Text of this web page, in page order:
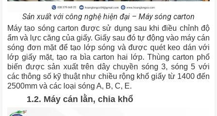
Sản xuất với công nghệ hiện đại – Máy sóng carton
Máy tạo sóng carton được sử dụng sau khi điều chỉnh độ
ẩm và lực căng của giấy. Giấy sau đó tự động vào máy cán
sóng đơn mặt để tạo lớp sóng và được quét keo dán với
lớp giấy mặt, tạo ra bìa carton hai lớp. Thùng carton phổ
biến được sản xuất trên dây chuyền sóng 3, sóng 5 với
các thông số kỹ thuật như chiều rộng khổ giấy từ 1400 đến
2500mm và các loại sóng A, B, C, E.
1.2. Máy cán lằn, chia khổ